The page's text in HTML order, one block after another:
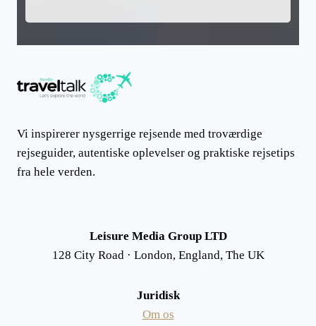
Vi inspirerer nysgerrige rejsende med troværdige
rejseguider, autentiske oplevelser og praktiske rejsetips
fra hele verden.
Leisure Media Group LTD
128 City Road · London, England, The UK
Juridisk
Om os